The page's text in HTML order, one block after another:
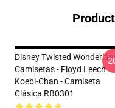
Disney Twisted
Camisetas - Floyd Leech
Koebi-Chan - Camiseta
Clásica RB0301
-